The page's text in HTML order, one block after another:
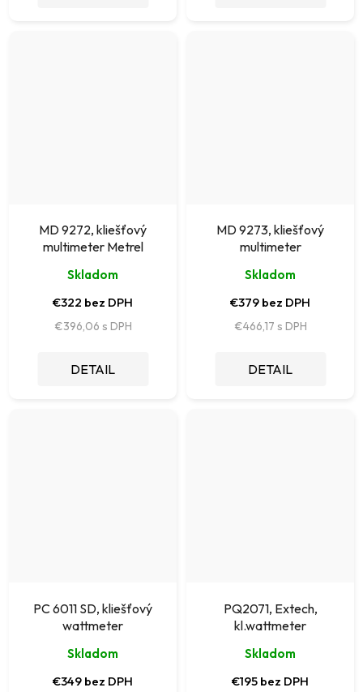
MD 9272, kliešťový
multimeter Metrel
Skladom
€322 bez DPH
€396,06
DETAIL
MD 9273, kliešťový
multimeter
Skladom
€379 bez DPH
€466,17
DETAIL
PC 6011 SD, kliešťový
wattmeter
Skladom
€349 bez DPH
PQ2071, Extech,
kl.wattmeter
Skladom
€195 bez DPH